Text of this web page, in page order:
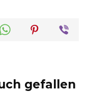
gefallen